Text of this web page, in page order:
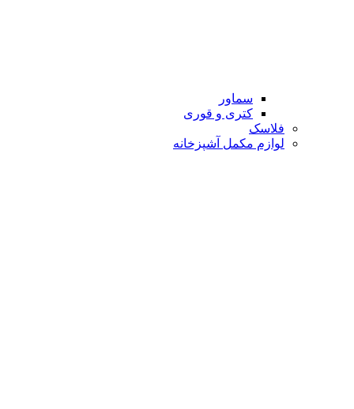
سماور
کتری و قوری
فلاسک
لوازم مکمل آشپزخانه